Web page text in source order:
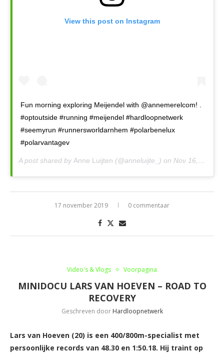
View this post on Instagram
Fun morning exploring Meijendel with @annemerelcom! .
#optoutside #running #meijendel #hardloopnetwerk
#seemyrun #runnersworldarnhem #polarbenelux
#polarvantagev
A post shared by Anne Luijten (@anneluijte_) on Nov 16, 2019 at 12:17pm PST
17 november 2019 0 commentaar
Video's & Vlogs Voorpagina
MINIDOCU LARS VAN HOEVEN – ROAD TO
RECOVERY
Geschreven door Hardloopnetwerk
Lars van Hoeven (20) is een 400/800m-specialist met
persoonlijke records van 48.30 en 1:50.18. Hij traint op